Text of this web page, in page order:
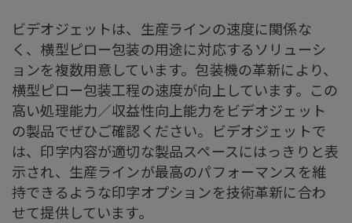
ビデオジェットは、生産ラインの速度に関係な
く、横型ピロー包装の用途に対応するソリューシ
ョンを複数用意しています。包装機の革新により、
横型ピロー包装工程の速度が向上しています。この
高い処理能力／収益性向上能力をビデオジェット
の製品でぜひご確認ください。ビデオジェットで
は、印字内容が適切な製品スペースにはっきりと表
示され、生産ラインが最高のパフォーマンスを維
持できるような印字オプションを技術革新に合わ
せて提供しています。